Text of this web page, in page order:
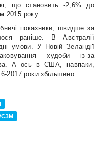
що становить -2,6% до
2015 року.
показники, швидше за
раніше. В Австралії
умови. У Новій Зеландії
худоби із-за
А ось в США, навпаки,
2017 роки збільшено.